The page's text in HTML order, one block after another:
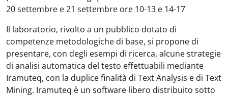
20 settembre e 21 settembre ore 10-13 e 14-17
Il laboratorio, rivolto a un pubblico dotato di
competenze metodologiche di base, si propone di
presentare, con degli esempi di ricerca, alcune strategie
di analisi automatica del testo effettuabili mediante
Iramuteq, con la duplice finalità di Text Analysis e di Text
Mining. Iramuteq è un software libero distribuito sotto